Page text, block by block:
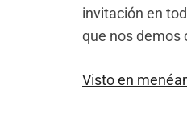
invitación en
que nos demos
Visto en